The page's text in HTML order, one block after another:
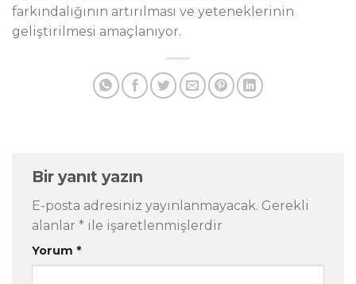
farkındalığının artırılması ve yeteneklerinin
geliştirilmesi amaçlanıyor.
Bir yanıt yazın
E-posta adresiniz yayınlanmayacak. Gerekli
alanlar * ile işaretlenmişlerdir
Yorum *